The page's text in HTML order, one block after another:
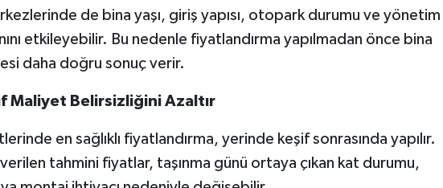
de bina yaşı, giriş yapısı, otopark durumu ve yönetim
etkileyebilir. Bu nedenle fiyatlandırma yapılmadan önce bina
daha doğru sonuç verir.
Maliyet Belirsizliğini Azaltır
en sağlıklı fiyatlandırma, yerinde keşif sonrasında yapılır.
tahmini fiyatlar, taşınma günü ortaya çıkan kat durumu,